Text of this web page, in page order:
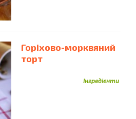
Горіхово-морквяний
торт
Інгредієнти